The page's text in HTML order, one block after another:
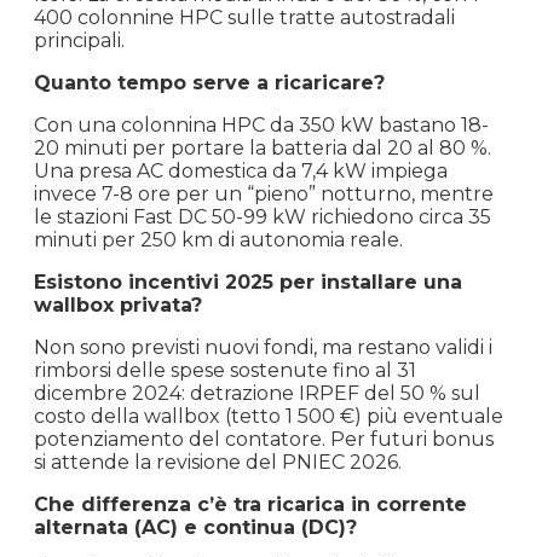
400 colonnine HPC sulle tratte autostradali
principali.
Quanto tempo serve a ricaricare?
Con una colonnina HPC da 350 kW bastano 18-
20 minuti per portare la batteria dal 20 al 80 %.
Una presa AC domestica da 7,4 kW impiega
invece 7-8 ore per un “pieno” notturno, mentre
le stazioni Fast DC 50-99 kW richiedono circa 35
minuti per 250 km di autonomia reale.
Esistono incentivi 2025 per installare una
wallbox privata?
Non sono previsti nuovi fondi, ma restano validi i
rimborsi delle spese sostenute fino al 31
dicembre 2024: detrazione IRPEF del 50 % sul
costo della wallbox (tetto 1 500 €) più eventuale
potenziamento del contatore. Per futuri bonus
si attende la revisione del PNIEC 2026.
Che differenza c’è tra ricarica in corrente
alternata (AC) e continua (DC)?